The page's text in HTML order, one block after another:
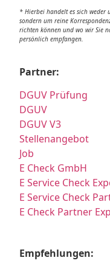
* Hierbei handelt es sich weder
sondern um reine
richten können und wo wir Sie
persönlich empfangen.
Partner:
DGUV Prüfung
DGUV
DGUV V3
Stellenangebot
Job
E Check GmbH
E Service Check
E Service Check
E Check Partner
Empfehlungen: